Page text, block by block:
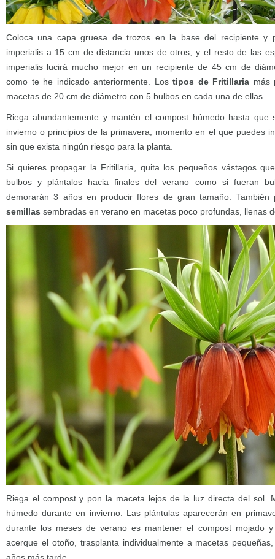
Coloca una capa gruesa de trozos en la base del recipiente y
imperialis a 15 cm de distancia unos de otros, y el resto de las
imperialis lucirá mucho mejor en un recipiente de 45 cm de
como te he indicado anteriormente. Lostipos de Fritillaria más
macetas de 20 cm de diámetro con 5 bulbos en cada una de ellas.
Riega abundantemente y mantén el compost húmedo hasta
invierno o principios de la primavera, momento en el que puedes
sin que exista ningún riesgo para la planta.
Si quieres propagar la Fritillaria, quita los pequeños vástagos
bulbos y plántalos hacia finales del verano como si fueran
demorarán 3 años en producir flores de gran tamaño.
semillas sembradas en verano en macetas poco profundas, llenas
Riega el compost y pon la maceta lejos de la luz directa del sol.
húmedo durante en invierno. Las plántulas aparecerán en
durante los meses de verano es mantener el compost mojado
acerque el otoño, trasplanta individualmente a macetas